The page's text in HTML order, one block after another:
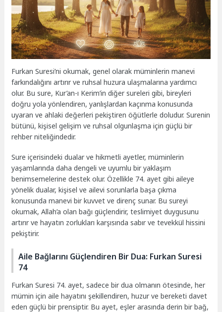
Furkan Suresi’ni okumak, genel olarak müminlerin manevi
farkındalığını artırır ve ruhsal huzura ulaşmalarına yardımcı
olur. Bu sure, Kur’an-ı Kerim’in diğer sureleri gibi, bireyleri
doğru yola yönlendiren, yanlışlardan kaçınma konusunda
uyaran ve ahlaki değerleri pekiştiren öğütlerle doludur. Surenin
bütünü, kişisel gelişim ve ruhsal olgunlaşma için güçlü bir
rehber niteliğindedir.
Sure içerisindeki dualar ve hikmetli ayetler, müminlerin
yaşamlarında daha dengeli ve uyumlu bir yaklaşım
benimsemelerine destek olur. Özellikle 74. ayet gibi aileye
yönelik dualar, kişisel ve ailevi sorunlarla başa çıkma
konusunda manevi bir kuvvet ve direnç sunar. Bu sureyi
okumak, Allah’a olan bağı güçlendirir, teslimiyet duygusunu
artırır ve hayatın zorlukları karşısında sabır ve tevekkül hissini
pekiştirir.
Aile Bağlarını Güçlendiren Bir Dua: Furkan Suresi
74
Furkan Suresi 74. ayet, sadece bir dua olmanın ötesinde, her
mümin için aile hayatını şekillendiren, huzur ve bereketi davet
eden güçlü bir prensiptir. Bu ayet, eşler arasında derin bir bağ,